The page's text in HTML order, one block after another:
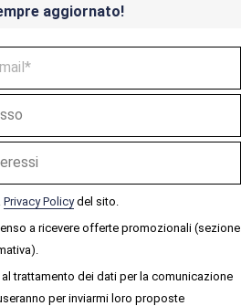
aggiornato!
Privacy Policydel sito.
a ricevere offerte promozionali (sezione
trattamento dei dati per la comunicazione
per inviarmi loro proposte